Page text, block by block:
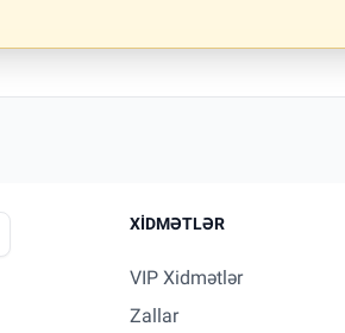
XIDMƏTLƏR
VIP Xidmətlər
Zallar